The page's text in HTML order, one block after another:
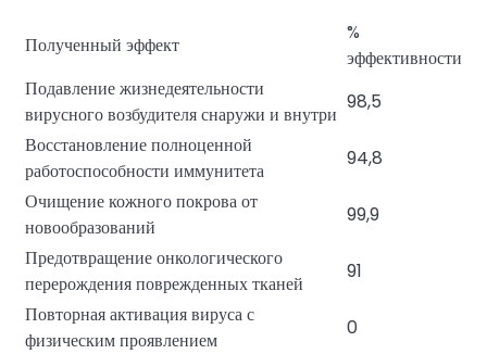
Полученный эффект
%
эффективности
Подавление жизнедеятельности
вирусного возбудителя снаружи и внутри
98,5
Восстановление полноценной
работоспособности иммунитета
94,8
Очищение кожного покрова от
новообразований
99,9
Предотвращение онкологического
перерождения поврежденных тканей
91
Повторная активация вируса с
физическим проявлением
0